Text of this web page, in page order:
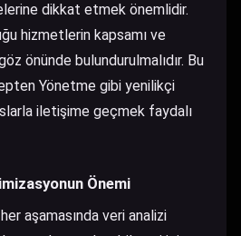
dikkat etmek önemlidir.
hizmetlerin kapsamı ve
önünde bulundurulmalıdır. Bu
Yönetme gibi yenilikçi
iletişime geçmek faydalı
Önemi
aşamasında veri analizi